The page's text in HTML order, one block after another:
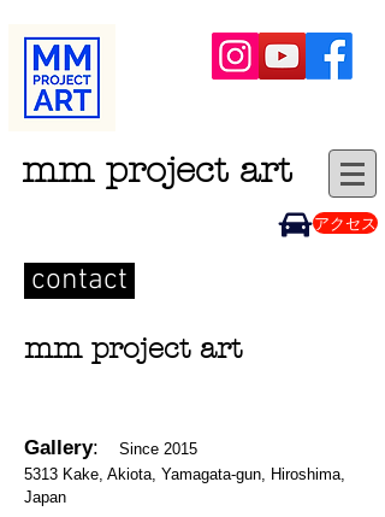
mm project art
アクセス
contact
mm project art
Gallery:
Since 2015
5313 Kake, Akiota, Yamagata-gun, Hiroshima,
Japan